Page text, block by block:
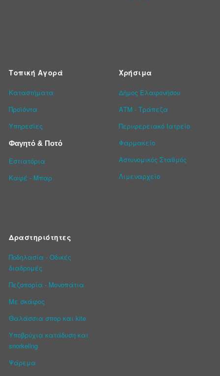
Τοπική Αγορά
Καταστήματα
Προϊόντα
Υπηρεσίες
Φαγητό & Ποτό
Εστιατόρια
Καφέ - Μπαρ
Χρήσιμα
Δήμος Ελαφονήσου
ΑΤΜ - Τράπεζα
Περιφερειακό Ιατρείο
Φαρμακείο
Αστυνομικός Σταθμός
Λιμεναρχείο
Δραστηριότητες
Ποδηλασία - Οδικές
διαδρομές
Πεζοπορία - Μονοπάτια
Με σκάφος
Θαλάσσια σπορ και kite
Υποβρύχια κατάδυση και
snorkeling
Ψάρεμα